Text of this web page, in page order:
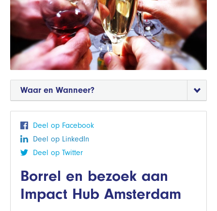
Waar en Wanneer?
Deel op Facebook
Deel op LinkedIn
Deel op Twitter
Borrel en bezoek aan
Impact Hub Amsterdam